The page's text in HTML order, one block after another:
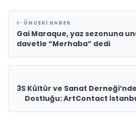
ÖNCEKI HABER
Gai Maraque, yaz sezonuna
davetle “Merhaba” dedi
3S Kültür ve Sanat
Dostluğu: ArtContact